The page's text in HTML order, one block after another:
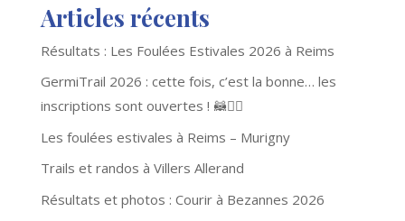
Articles récents
Résultats : Les Foulées Estivales 2026 à Reims
GermiTrail 2026 : cette fois, c’est la bonne… les
inscriptions sont ouvertes ! 🦝🏃‍♂️
Les foulées estivales à Reims – Murigny
Trails et randos à Villers Allerand
Résultats et photos : Courir à Bezannes 2026